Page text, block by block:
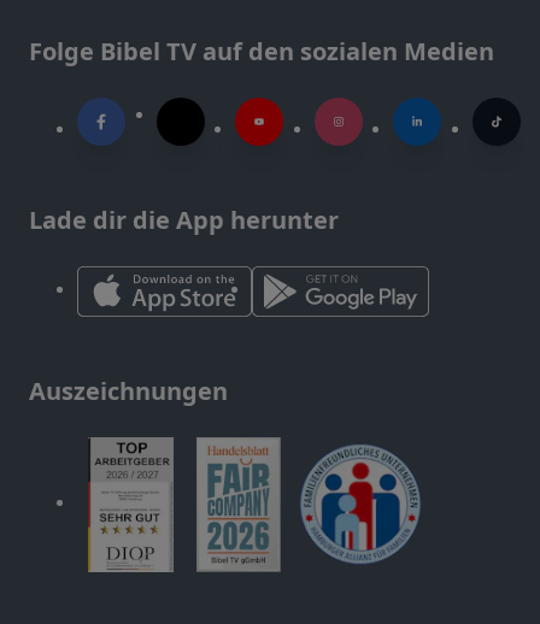
Folge Bibel TV auf den sozialen Medien
Lade dir die App herunter
Auszeichnungen